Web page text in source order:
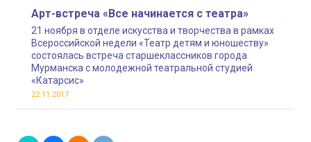
Арт-встреча «Все начинается с театра»
21 ноября в отделе искусства и творчества в рамках
Всероссийской недели «Театр детям и юношеству»
состоялась встреча старшеклассников города
Мурманска с молодежной театральной студией
«Катарсис»
22.11.2017